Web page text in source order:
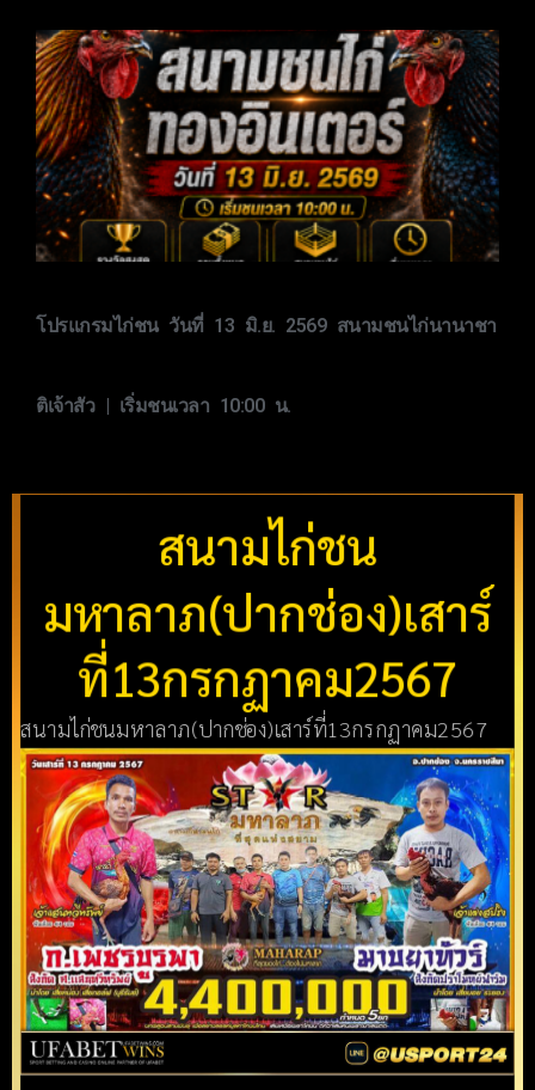
โปรแกรมไก่ชน วันที่ 13 มิ.ย. 2569 สนามชนไก่นานาชา
ติเจ้าสัว | เริ่มชนเวลา 10:00 น.
สนามไก่ชน
มหาลาภ(ปากช่อง)เสาร์
ที่13กรกฏาคม2567
สนามไก่ชนมหาลาภ(ปากช่อง)เสาร์ที่13กรกฏาคม2567